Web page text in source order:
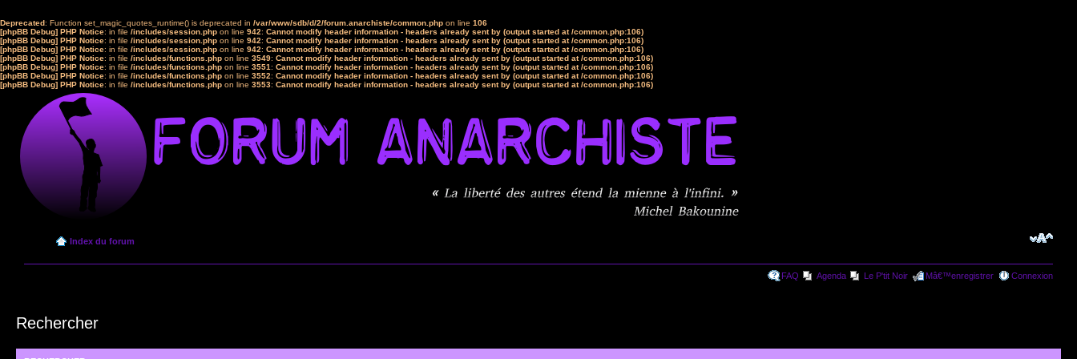
Deprecated: Function set_magic_quotes_runtime() is deprecated in /var/www/sdb/d/2/forum.anarchiste/common.php on line 106
[phpBB Debug] PHP Notice: in file /includes/session.php on line 942: Cannot modify header information - headers already sent by (output started at /common.php:106)
[phpBB Debug] PHP Notice: in file /includes/session.php on line 942: Cannot modify header information - headers already sent by (output started at /common.php:106)
[phpBB Debug] PHP Notice: in file /includes/session.php on line 942: Cannot modify header information - headers already sent by (output started at /common.php:106)
[phpBB Debug] PHP Notice: in file /includes/functions.php on line 3549: Cannot modify header information - headers already sent by (output started at /common.php:106)
[phpBB Debug] PHP Notice: in file /includes/functions.php on line 3551: Cannot modify header information - headers already sent by (output started at /common.php:106)
[phpBB Debug] PHP Notice: in file /includes/functions.php on line 3552: Cannot modify header information - headers already sent by (output started at /common.php:106)
[phpBB Debug] PHP Notice: in file /includes/functions.php on line 3553: Cannot modify header information - headers already sent by (output started at /common.php:106)
Index du forum
FAQ Agenda Le P'tit Noir Mâ€™enregistrer Connexion
Rechercher